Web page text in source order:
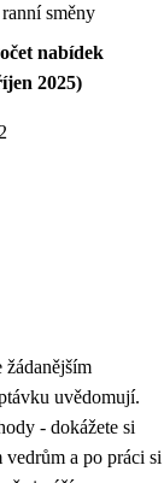
směny
nabídek
2025)
žádanějším
uvědomují.
- dokážete si
a po práci si